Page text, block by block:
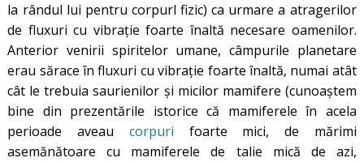
la rândul lui pentru corpurl fizic) ca urmare a atragerilor
de fluxuri cu vibrație foarte înaltă necesare oamenilor.
Anterior venirii spiritelor umane, câmpurile planetare
erau sărace în fluxuri cu vibrație foarte înaltă, numai atât
cât le trebuia saurienilor și micilor mamifere (cunoaștem
bine din prezentările istorice că mamiferele în acela
perioade aveau corpuri foarte mici, de mărimi
asemănătoare cu mamiferele de talie mică de azi,